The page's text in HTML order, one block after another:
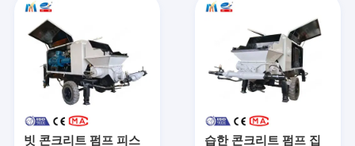
구체적인 숏크리트 기계
건조혼합제 숏크리트 기계
혼합 숏크리트 기계를 적시십시오
빗 콘크리트 펌프 피스
습한 콘크리트 펌프 집